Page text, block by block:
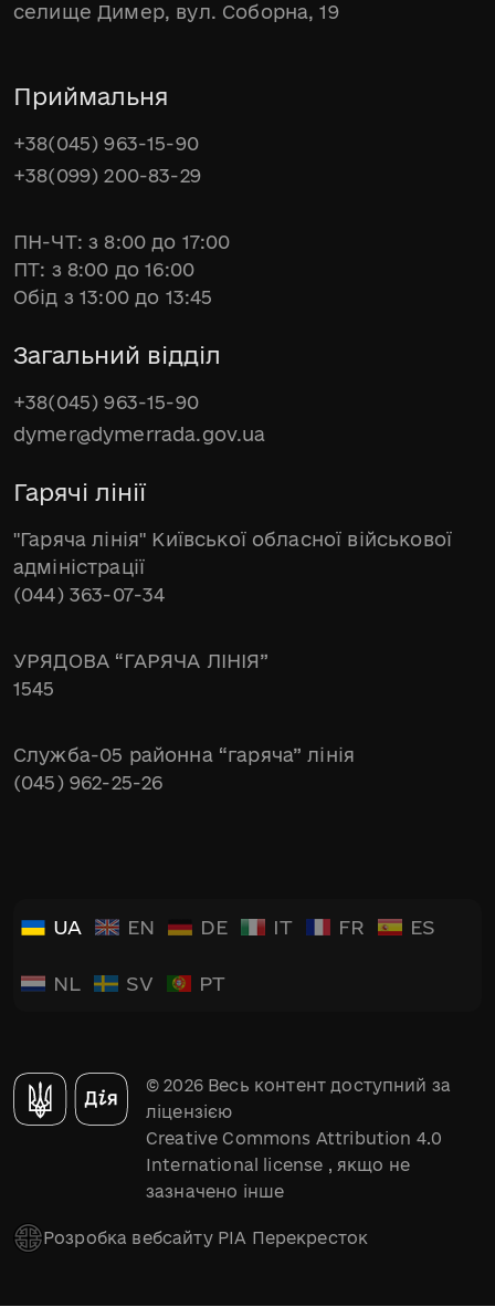
селище Димер, вул. Соборна, 19
Приймальня
+38(045) 963-15-90
+38(099) 200-83-29
ПН-ЧТ: з 8:00 до 17:00
ПТ: з 8:00 до 16:00
Обід з 13:00 до 13:45
Загальний відділ
+38(045) 963-15-90
dymer@dymerrada.gov.ua
Гарячі лінії
"Гаряча лінія" Київської обласної військової
адміністрації
(044) 363-07-34
УРЯДОВА “ГАРЯЧА ЛІНІЯ”
1545
Служба-05 районна “гаряча” лінія
(045) 962-25-26
UA EN DE IT FR ES
NL SV PT
© 2026 Весь контент доступний за
ліцензією
Creative Commons Attribution 4.0
International license , якщо не
зазначено інше
Розробка вебсайту РІА Перекресток